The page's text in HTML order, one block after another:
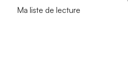
Ma liste de lecture